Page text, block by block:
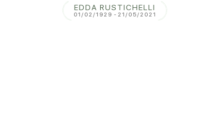
EDDA RUSTICHELLI
01/02/1929 - 21/05/2021